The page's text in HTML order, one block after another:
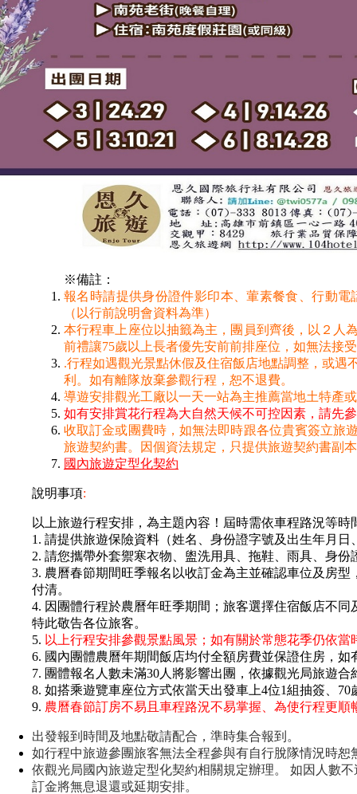
※備註：
報名時請提供身份證件影印本、葷素餐食、行動
（以行前說明會資料為準）
本行程車上座位以抽籤為主，團員到齊後，以２人
前禮讓75歲以上長者優先安前前排座位，如無法接
.行程如遇觀光景點休假及住宿飯店地點調整，或
利。如有離隊放棄參觀行程，恕不退費。
導遊安排觀光工廠以一天一站為主推薦當地土特產
如有安排賞花行程為大自然天候不可控因素，請先
收取訂金或團費時，如無法即時跟各位貴賓簽立旅
旅遊契約書。因個資法規定，只提供旅遊契約書副
國內旅遊定型化契約
說明事項:
以上旅遊行程安排，為主題內容！屆時需依車程路況等
1. 請提供旅遊保險資料（姓名、身份證字號及出生年月
2. 請您攜帶外套禦寒衣物、盥洗用具、拖鞋、雨具、身
3. 農曆春節期間旺季報名以收訂金為主並確認車位及房
付清。
4. 因團體行程於農曆年旺季期間；旅客選擇住宿飯店不
特此敬告各位旅客。
5. 以上行程安排參觀景點風景；如有關於常態花季仍依
6. 國內團體農曆年期間飯店均付全額房費並保證住房，
7. 團體報名人數未滿30人將影響出團，依據觀光局旅遊
8. 如搭乘遊覽車座位方式依當天出發車上4位1組抽簽、
9. 農曆春節訂房不易且車程路況不易掌握、為使行程更
出發報到時間及地點敬請配合，準時集合報到。
如行程中旅遊參團旅客無法全程參與有自行脫隊情況時
依觀光局國內旅遊定型化契約相關規定辦理。
如因人數
訂金將無息退還或延期安排。